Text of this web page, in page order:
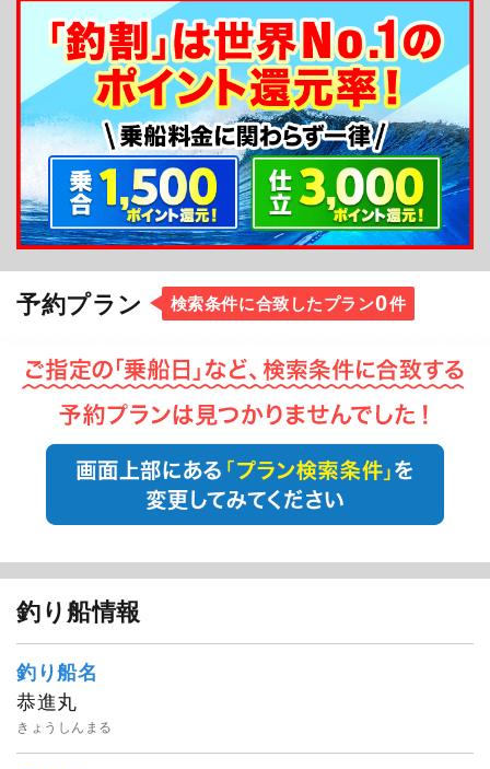
を込めて、満足して頂けますよう努めて参ります。
皆様のお越しを心よりお待ちしております！
予約プラン 検索条件に合致したプラン0件
釣り船情報
釣り船名
恭進丸
きょうしんまる